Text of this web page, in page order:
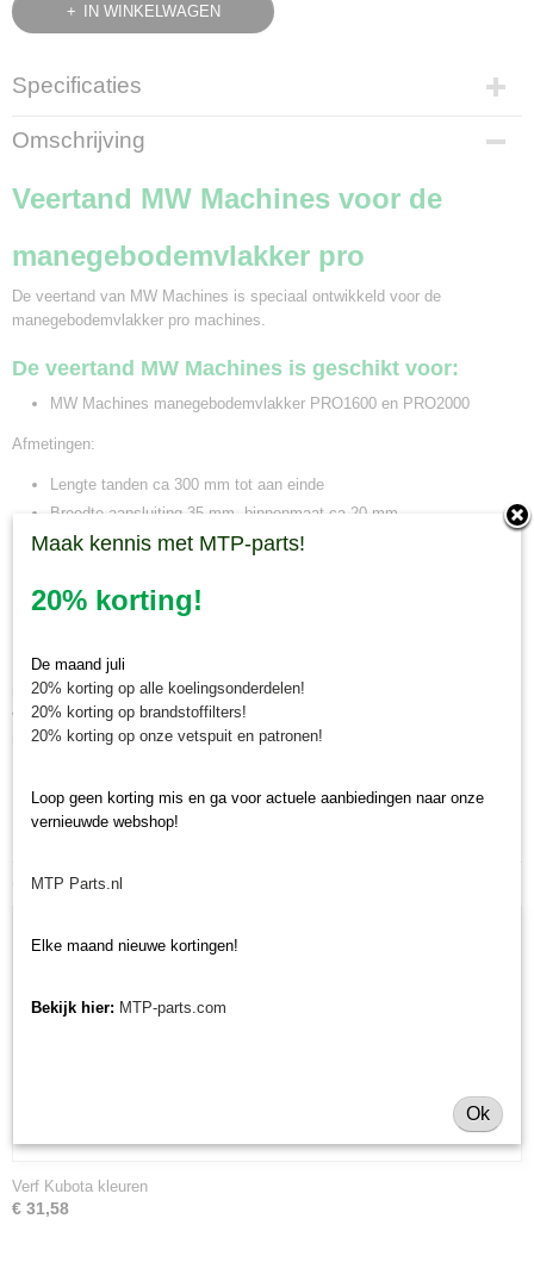
IN WINKELWAGEN
Specificaties
Bruto gewicht
0,70 Kg
Omschrijving
Veertand MW Machines voor de
manegebodemvlakker pro
De veertand van MW Machines is speciaal ontwikkeld voor de
manegebodemvlakker pro machines.
De veertand MW Machines is geschikt voor:
MW Machines manegebodemvlakker PRO1600 en PRO2000
Afmetingen:
Lengte tanden ca 300 mm tot aan einde
Breedte aansluiting 35 mm, binnenmaat ca 20 mm
Breedte afstand tussen tanden ca 100 mm
Minitractorparts.nl, uw leverancier voor
Minitractorparts heeft een groot assortiment onderdelen op het gebied van
minitractoren, miditractoren, compacttractoren en aanbouwwerktuigen. Wij
verkopen deze onderdelen met als specialisme de Japanse
minitractormerken Yanmar, Iseki, Kubota en Shibaura.
Minitractorparts.nl heeft een groot assortiment onderdelen, waaronder de
MW veertand, voor uw PRO 1600 en PRO 2000.
Ook interessant
Verf Kubota kleuren
€ 31,58
Maak kennis met MTP-parts!
20% korting!
De maand juli
20% korting op alle koelingsonderdelen!
20% korting op brandstoffilters!
20% korting op onze vetspuit en patronen!
Loop geen korting mis en ga voor actuele aanbiedingen naar onze
vernieuwde webshop!
MTP Parts.nl
Elke maand nieuwe kortingen!
Bekijk hier: MTP-parts.com
Ok